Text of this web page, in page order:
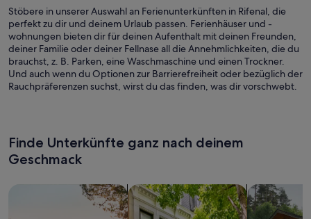
Stöbere in unserer Auswahl an Ferienunterkünften in Rifenal, die
perfekt zu dir und deinem Urlaub passen. Ferienhäuser und -
wohnungen bieten dir für deinen Aufenthalt mit deinen Freunden,
deiner Familie oder deiner Fellnase all die Annehmlichkeiten, die du
brauchst, z. B. Parken, eine Waschmaschine und einen Trockner.
Und auch wenn du Optionen zur Barrierefreiheit oder bezüglich der
Rauchpräferenzen suchst, wirst du das finden, was dir vorschwebt.
Finde Unterkünfte ganz nach deinem
Geschmack
Suche nach FerienhäusernSuche nach Ferienwohnungen oder
Suche nach